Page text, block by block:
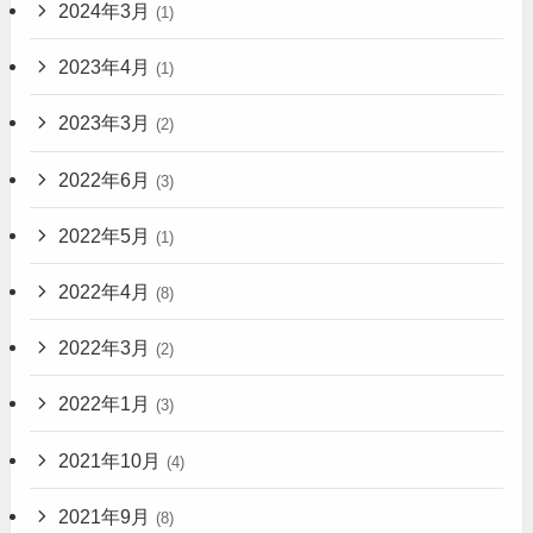
2024年3月 (1)
2023年4月 (1)
2023年3月 (2)
2022年6月 (3)
2022年5月 (1)
2022年4月 (8)
2022年3月 (2)
2022年1月 (3)
2021年10月 (4)
2021年9月 (8)